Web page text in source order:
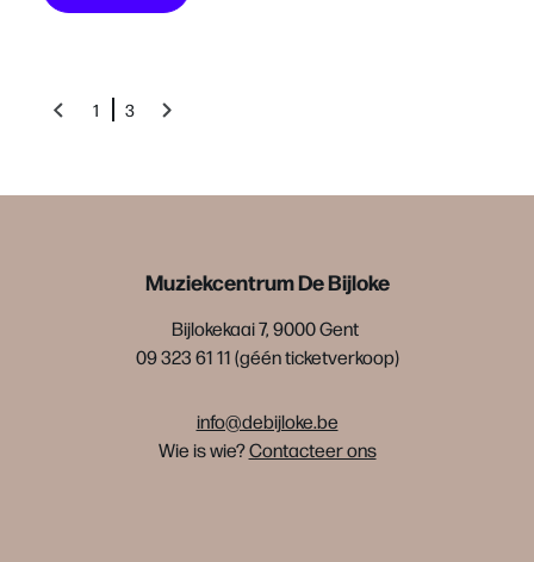
1 3
Muziekcentrum De Bijloke
Bijlokekaai 7, 9000 Gent
09 323 61 11 (géén ticketverkoop)
info@debijloke.be
Wie is wie?Contacteer ons